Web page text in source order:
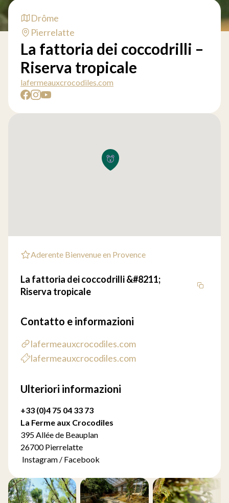
Drôme
Pierrelatte
La fattoria dei coccodrilli –
Riserva tropicale
lafermeauxcrocodiles.com
Aderente Bienvenue en Provence
La fattoria dei coccodrilli &#8211;
Riserva tropicale
Contatto e informazioni
lafermeauxcrocodiles.com
lafermeauxcrocodiles.com
Ulteriori informazioni
+33 (0)4 75 04 33 73
La Ferme aux Crocodiles
395 Allée de Beauplan
26700 Pierrelatte
Instagram / Facebook